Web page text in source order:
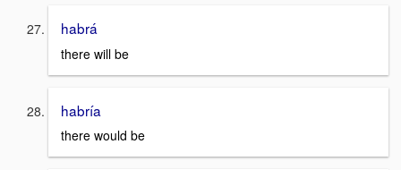
habrá
there will be
habría
there would be